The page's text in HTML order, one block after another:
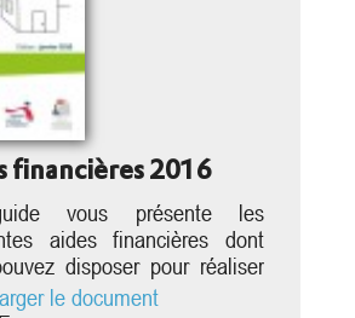
financières 2016
vous présente les
aides financières dont
disposer pour réaliser
de rénovation
le document